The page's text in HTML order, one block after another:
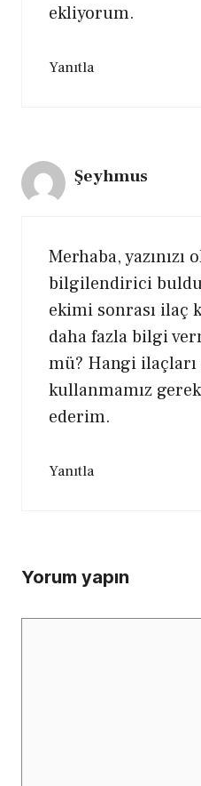
ekliyorum.
Yanıtla
Şeyhmus
Merhaba, yazınızı
bilgilendirici
ekimi sonrası ilaç
daha fazla bilgi
mü? Hangi ilaçları
kullanmamız
ederim.
Yanıtla
Yorum yapın